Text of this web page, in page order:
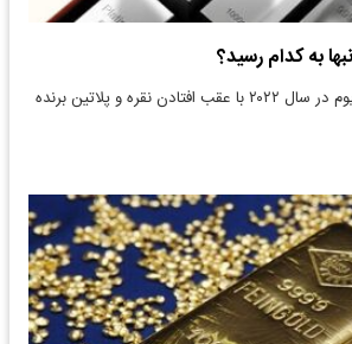
به کدام‌ رسید؟
دنیای معدن: طلا و پالادیوم در سال ۲۰۲۲ با عقب افتادن نقره و پلاتین برنده